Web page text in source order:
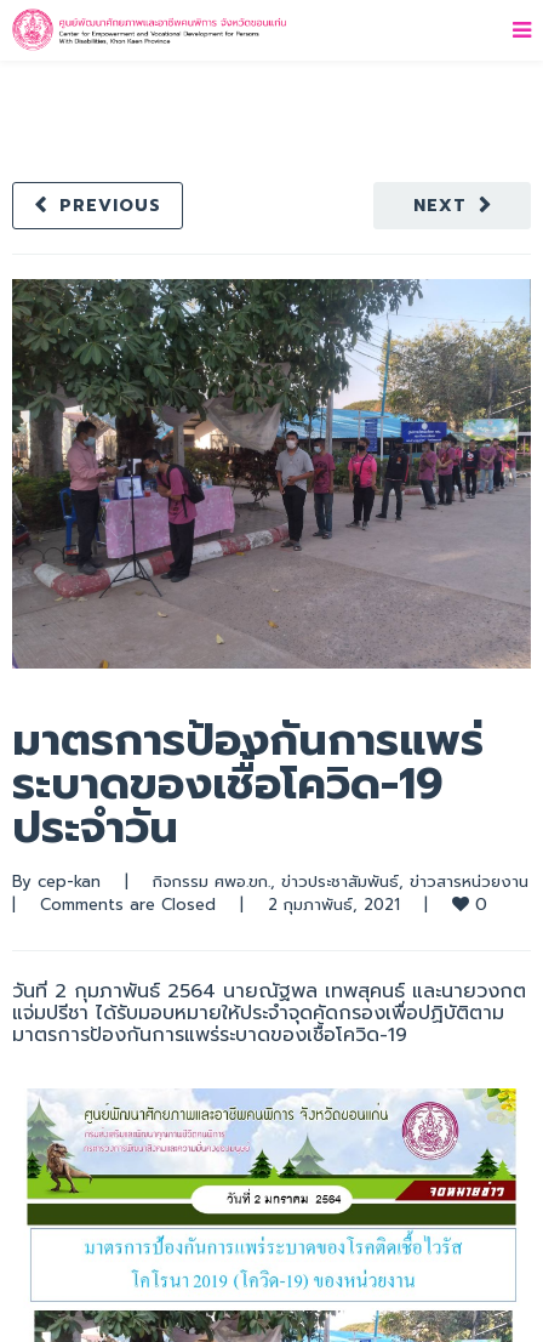
NEXT
PREVIOUS
มาตรการป้องกันการแพร่
ระบาดของเชื้อโควิด-19
ประจำวัน
By cep-kan | กิจกรรม ศพอ.ขก., ข่าวประชาสัมพันธ์, ข่าวสารหน่วยงาน
|
Comments are Closed | 2 กุมภาพันธ์, 2021 | 0
วันที่ 2 กุมภาพันธ์ 2564 นายณัฐพล เทพสุคนธ์ และนายวงกต
แจ่มปรีชา ได้รับมอบหมายให้ประจำจุดคัดกรองเพื่อปฏิบัติตาม
มาตรการป้องกันการแพร่ระบาดของเชื้อโควิด-19